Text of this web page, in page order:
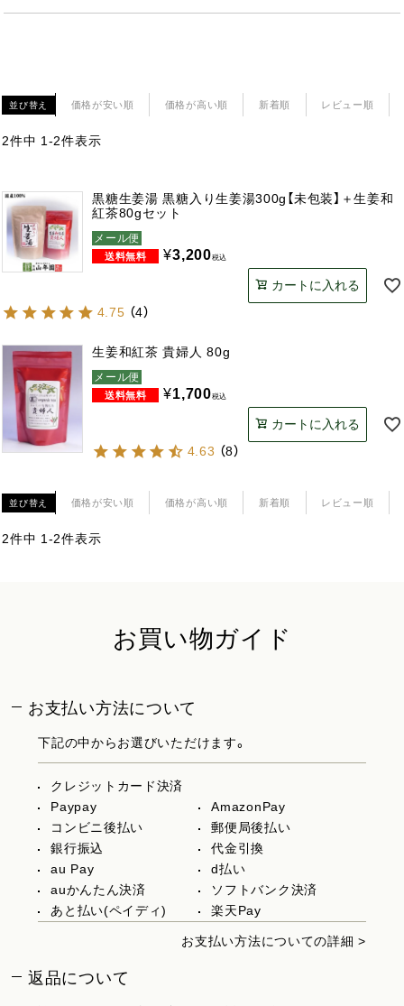
並び替え 価格が安い順 価格が高い順 新着順 レビュー順
2件中 1 -2件表示
黒糖生姜湯 黒糖入り生姜湯300g【未包装】＋生姜和
紅茶80gセット
メール便
¥3,200税込
カートに入れる
4.75 （4）
生姜和紅茶 貴婦人 80g
メール便
¥1,700税込
カートに入れる
4.63 （8）
並び替え 価格が安い順 価格が高い順 新着順 レビュー順
2件中 1 -2件表示
お買い物ガイド
お支払い方法について
下記の中からお選びいただけます。
クレジットカード決済
Paypay
AmazonPay
コンビニ後払い
郵便局後払い
銀行振込
代金引換
au Pay
d払い
auかんたん決済
ソフトバンク決済
あと払い(ペイディ)
楽天Pay
お支払い方法についての詳細 >
返品について